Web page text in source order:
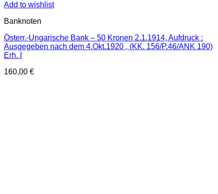
Add to wishlist
Banknoten
Österr.-Ungarische Bank – 50 Kronen 2.1.1914, Aufdruck :
Ausgegeben nach dem 4.Okt.1920 , (KK. 156/P.46/ANK 190)
Erh. I
160,00 €